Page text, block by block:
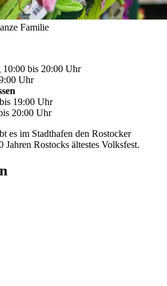
Familie
10:00 bis 20:00 Uhr
Uhr
19:00 Uhr
20:00 Uhr
es im Stadthafen den Rostocker
Rostocks ältestes Volksfest.